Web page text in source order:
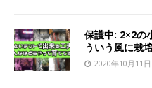
保護中: 2×2の
ういう風に栽
2020年10月11日